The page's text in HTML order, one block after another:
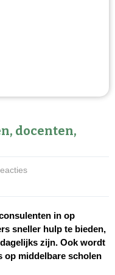
docenten,
in op
sneller hulp te bieden,
zijn. Ook wordt
op middelbare scholen